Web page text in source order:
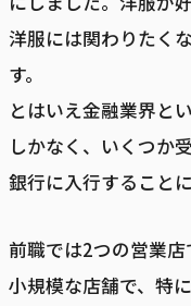
洋服には関わりたく
す。
とはいえ金融業界と
しかなく、いくつか
銀行に入行すること
前職では2つの営業
小規模な店舗で、特